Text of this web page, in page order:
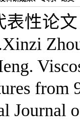
表性论
from
Journal